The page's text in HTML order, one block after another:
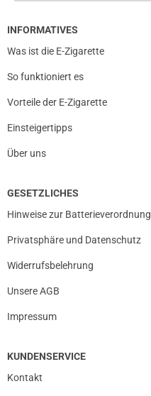
INFORMATIVES
Was ist die E-Zigarette
So funktioniert es
Vorteile der E-Zigarette
Einsteigertipps
Über uns
GESETZLICHES
Hinweise zur Batterieverordnung
Privatsphäre und Datenschutz
Widerrufsbelehrung
Unsere AGB
Impressum
KUNDENSERVICE
Kontakt